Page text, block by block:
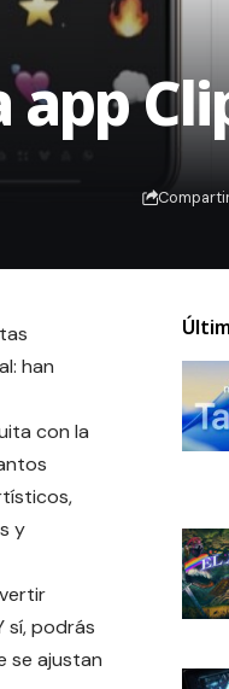
han
con la
y
sí, podrás
se ajustan